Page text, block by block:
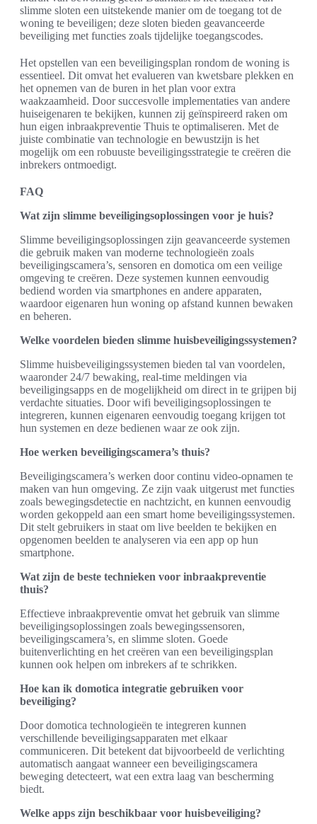
slimme sloten een uitstekende manier om de toegang tot de
woning te beveiligen; deze sloten bieden geavanceerde
beveiliging met functies zoals tijdelijke toegangscodes.
Het opstellen van een beveiligingsplan rondom de woning is
essentieel. Dit omvat het evalueren van kwetsbare plekken en
het opnemen van de buren in het plan voor extra
waakzaamheid. Door succesvolle implementaties van andere
huiseigenaren te bekijken, kunnen zij geïnspireerd raken om
hun eigen inbraakpreventie Thuis te optimaliseren. Met de
juiste combinatie van technologie en bewustzijn is het
mogelijk om een robuuste beveiligingsstrategie te creëren die
inbrekers ontmoedigt.
FAQ
Wat zijn slimme beveiligingsoplossingen voor je huis?
Slimme beveiligingsoplossingen zijn geavanceerde systemen
die gebruik maken van moderne technologieën zoals
beveiligingscamera’s, sensoren en domotica om een veilige
omgeving te creëren. Deze systemen kunnen eenvoudig
bediend worden via smartphones en andere apparaten,
waardoor eigenaren hun woning op afstand kunnen bewaken
en beheren.
Welke voordelen bieden slimme huisbeveiligingssystemen?
Slimme huisbeveiligingssystemen bieden tal van voordelen,
waaronder 24/7 bewaking, real-time meldingen via
beveiligingsapps en de mogelijkheid om direct in te grijpen bij
verdachte situaties. Door wifi beveiligingsoplossingen te
integreren, kunnen eigenaren eenvoudig toegang krijgen tot
hun systemen en deze bedienen waar ze ook zijn.
Hoe werken beveiligingscamera’s thuis?
Beveiligingscamera’s werken door continu video-opnamen te
maken van hun omgeving. Ze zijn vaak uitgerust met functies
zoals bewegingsdetectie en nachtzicht, en kunnen eenvoudig
worden gekoppeld aan een smart home beveiligingssystemen.
Dit stelt gebruikers in staat om live beelden te bekijken en
opgenomen beelden te analyseren via een app op hun
smartphone.
Wat zijn de beste technieken voor inbraakpreventie
thuis?
Effectieve inbraakpreventie omvat het gebruik van slimme
beveiligingsoplossingen zoals bewegingssensoren,
beveiligingscamera’s, en slimme sloten. Goede
buitenverlichting en het creëren van een beveiligingsplan
kunnen ook helpen om inbrekers af te schrikken.
Hoe kan ik domotica integratie gebruiken voor
beveiliging?
Door domotica technologieën te integreren kunnen
verschillende beveiligingsapparaten met elkaar
communiceren. Dit betekent dat bijvoorbeeld de verlichting
automatisch aangaat wanneer een beveiligingscamera
beweging detecteert, wat een extra laag van bescherming
biedt.
Welke apps zijn beschikbaar voor huisbeveiliging?